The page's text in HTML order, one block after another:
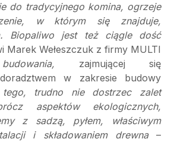
do tradycyjnego komina, ogrzeje
w którym się znajduje,
Biopaliwo jest też ciągle dość
Marek Wełeszczuk z firmy MULTI
zajmującej się
w zakresie budowy
trudno nie dostrzec zalet
aspektów ekologicznych,
z sadzą, pyłem, właściwym
i składowaniem drewna –